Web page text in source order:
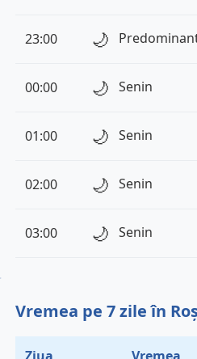
23:00 🌙
00:00 🌙 Senin
01:00 🌙 Senin
02:00 🌙 Senin
03:00 🌙 Senin
Vremea pe 7 zile în